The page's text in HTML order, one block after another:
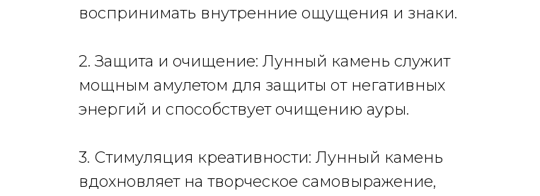
воспринимать внутренние ощущения и знаки.
2. Защита и очищение: Лунный камень служит
мощным амулетом для защиты от негативных
энергий и способствует очищению ауры.
3. Стимуляция креативности: Лунный камень
вдохновляет на творческое самовыражение,